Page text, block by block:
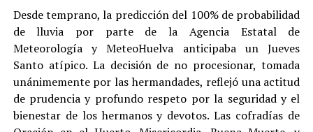
Desde temprano, la predicción del 100% de probabilidad
de lluvia por parte de la Agencia Estatal de
Meteorología y MeteoHuelva anticipaba un Jueves
Santo atípico. La decisión de no procesionar, tomada
unánimemente por las hermandades, reflejó una actitud
de prudencia y profundo respeto por la seguridad y el
bienestar de los hermanos y devotos. Las cofradías de